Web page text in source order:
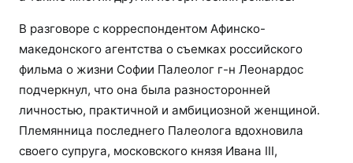
В разговоре с корреспондентом Афинско-
македонского агентства о съемках российского
фильма о жизни Софии Палеолог г-н Леонардос
подчеркнул, что она была разносторонней
личностью, практичной и амбициозной женщиной.
Племянница последнего Палеолога вдохновила
своего супруга, московского князя Ивана III,